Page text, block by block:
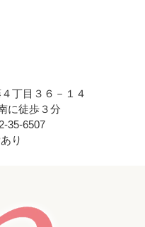
丁目３６－１４
に徒歩３分
35-6507
り